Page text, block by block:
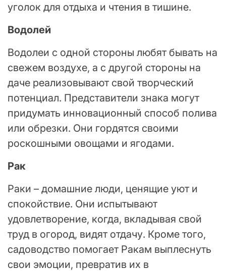
уголок для отдыха и чтения в тишине.
Водолей
Водолеи с одной стороны любят бывать на
свежем воздухе, а с другой стороны на
даче реализовывают свой творческий
потенциал. Представители знака могут
придумать инновационный способ полива
или обрезки. Они гордятся своими
роскошными овощами и ягодами.
Рак
Раки – домашние люди, ценящие уют и
спокойствие. Они испытывают
удовлетворение, когда, вкладывая свой
труд в огород, видят отдачу. Кроме того,
садоводство помогает Ракам выплеснуть
свои эмоции, превратив их в